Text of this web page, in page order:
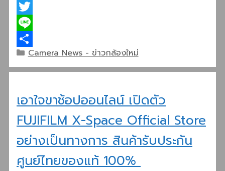
Facebook
Twitter
Line
ShareCategories
Camera News - ข่าวกล้องใหม่
เอาใจขาช้อปออนไลน์ เปิดตัว
FUJIFILM X-Space Official Store
อย่างเป็นทางการ สินค้ารับประกัน
ศูนย์ไทยของแท้ 100%